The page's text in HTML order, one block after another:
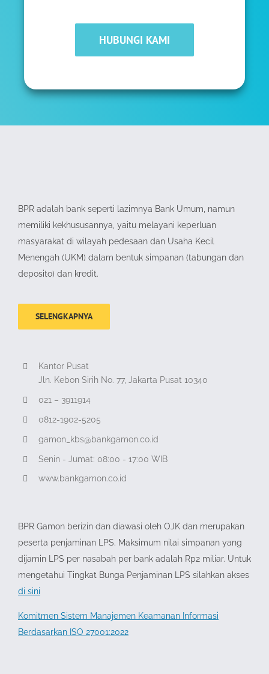
HUBUNGI KAMI
BPR adalah bank seperti lazimnya Bank Umum, namun
memiliki kekhususannya, yaitu melayani keperluan
masyarakat di wilayah pedesaan dan Usaha Kecil
Menengah (UKM) dalam bentuk simpanan (tabungan dan
deposito) dan kredit.
SELENGKAPNYA
Kantor Pusat
Jln. Kebon Sirih No. 77, Jakarta Pusat 10340
021 – 3911914
0812-1902-5205
gamon_kbs@bankgamon.co.id
Senin - Jumat: 08:00 - 17:00 WIB
www.bankgamon.co.id
BPR Gamon berizin dan diawasi oleh OJK dan merupakan
peserta penjaminan LPS. Maksimum nilai simpanan yang
dijamin LPS per nasabah per bank adalah Rp2 miliar. Untuk
mengetahui Tingkat Bunga Penjaminan LPS silahkan akses
di sini
Komitmen Sistem Manajemen Keamanan Informasi
Berdasarkan ISO 27001:2022